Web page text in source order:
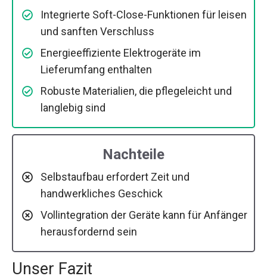
Integrierte Soft-Close-Funktionen für leisen
und sanften Verschluss
Energieeffiziente Elektrogeräte im
Lieferumfang enthalten
Robuste Materialien, die pflegeleicht und
langlebig sind
Nachteile
Selbstaufbau erfordert Zeit und
handwerkliches Geschick
Vollintegration der Geräte kann für Anfänger
herausfordernd sein
Unser Fazit